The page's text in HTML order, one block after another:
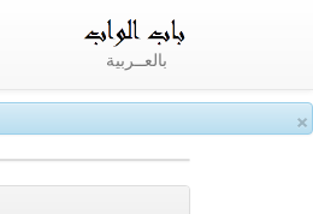
×
بالعــربية